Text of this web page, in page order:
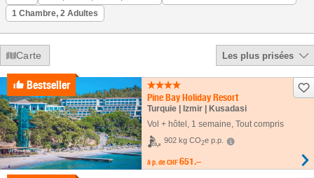
1 Chambre, 2 Adultes
Carte Les plus prisées
Bestseller
Pine Bay Holiday Resort
Turquie | Izmir | Kusadasi
Vol + hôtel , 1 semaine, Tout compris
902 kg CO2e p.p.
à p. de CHF 651.–